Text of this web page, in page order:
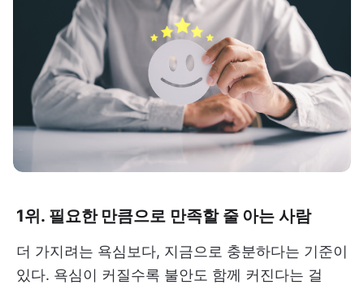
1위. 필요한 만큼으로 만족할 줄 아는 사람
더 가지려는 욕심보다, 지금으로 충분하다는 기준이
있다. 욕심이 커질수록 불안도 함께 커진다는 걸